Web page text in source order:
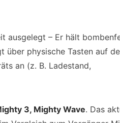
ausgelegt – Er hält
über physische Tasten auf
an (z. B. Ladestand,
3, Mighty Wave. Das